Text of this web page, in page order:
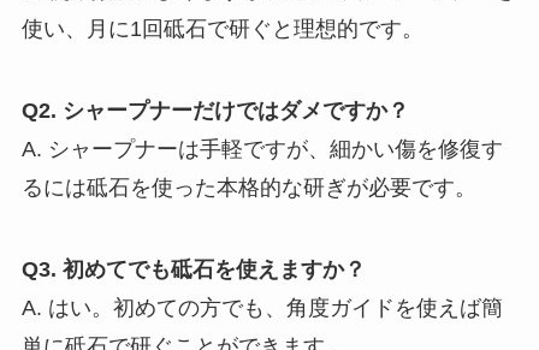
使い、月に1回砥石で研ぐと理想的です。
Q2. シャープナーだけではダメですか？
A. シャープナーは手軽ですが、細かい傷を修復す
るには砥石を使った本格的な研ぎが必要です。
Q3. 初めてでも砥石を使えますか？
A. はい。初めての方でも、角度ガイドを使えば簡